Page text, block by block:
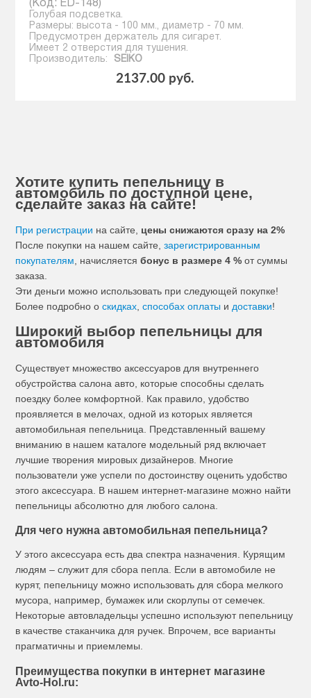
(Код: ED-148)
Голубая подсветка.
Размеры: высота - 100 мм., диаметр - 70 мм.
Предусмотрен держатель для сигарет.
Имеет 2 отверстия для тушения.
Производитель:
SEIKO
2137.00 руб.
Хотите купить пепельницу в
автомобиль по доступной цене,
сделайте заказ на сайте!
При регистрации на сайте, цены снижаются сразу на 2%
После покупки на нашем сайте,зарегистрированным
покупателям , начисляетсябонус в размере 4 % от суммы
заказа.
Эти деньги можно использовать при следующей покупке!
Более подробно оскидках ,способах оплаты и доставки!
Широкий выбор пепельницы для
автомобиля
Существует множество аксессуаров для внутреннего
обустройства салона авто, которые способны сделать
поездку более комфортной. Как правило, удобство
проявляется в мелочах, одной из которых является
автомобильная пепельница. Представленный вашему
вниманию в нашем каталоге модельный ряд включает
лучшие творения мировых дизайнеров. Многие
пользователи уже успели по достоинству оценить удобство
этого аксессуара. В нашем интернет-магазине можно найти
пепельницы абсолютно для любого салона.
Для чего нужна автомобильная пепельница?
У этого аксессуара есть два спектра назначения. Курящим
людям – служит для сбора пепла. Если в автомобиле не
курят, пепельницу можно использовать для сбора мелкого
мусора, например, бумажек или скорлупы от семечек.
Некоторые автовладельцы успешно используют пепельницу
в качестве стаканчика для ручек. Впрочем, все варианты
прагматичны и приемлемы.
Преимущества покупки в интернет магазине
Avto-Hol.ru: